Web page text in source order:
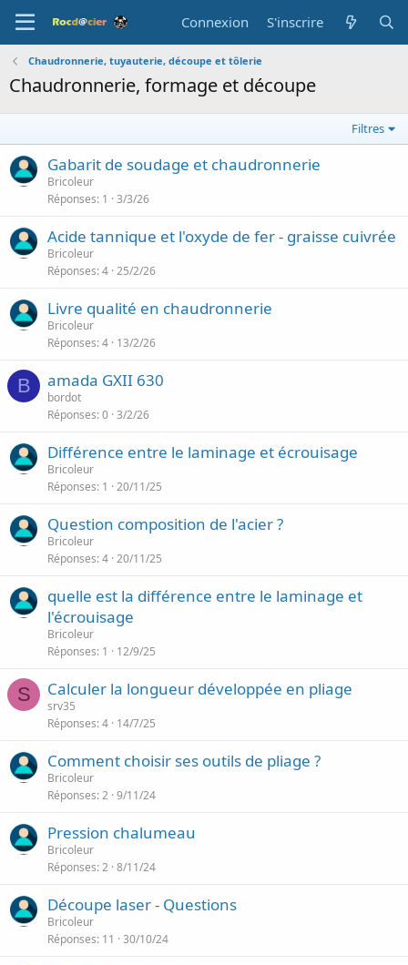
Connexion S'inscrire
Chaudronnerie, tuyauterie, découpe et tôlerie
Chaudronnerie, formage et découpe
Filtres
Gabarit de soudage et chaudronnerie
Bricoleur
Réponses 1 3/3/26
Acide tannique et l'oxyde de fer - graisse cuivrée
Bricoleur
Réponses 4 25/2/26
Livre qualité en chaudronnerie
Bricoleur
Réponses 4 13/2/26
B amada GXII 630
bordot
Réponses 0 3/2/26
Différence entre le laminage et écrouisage
Bricoleur
Réponses 1 20/11/25
Question composition de l'acier ?
Bricoleur
Réponses 4 20/11/25
quelle est la différence entre le laminage et
l'écrouisage
Bricoleur
Réponses 1 12/9/25
S Calculer la longueur développée en pliage
srv35
Réponses 4 14/7/25
Comment choisir ses outils de pliage ?
Bricoleur
Réponses 2 9/11/24
Pression chalumeau
Bricoleur
Réponses 2 8/11/24
Découpe laser - Questions
Bricoleur
Réponses 11 30/10/24